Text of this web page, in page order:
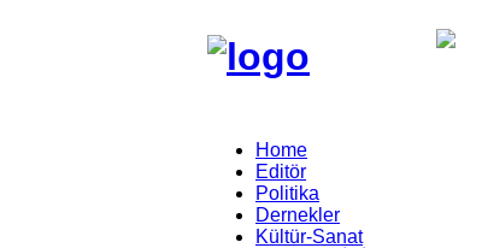
Home
Editör
Politika
Dernekler
Kültür-Sanat